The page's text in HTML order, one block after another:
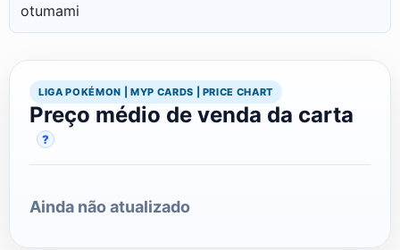
otumami
LIGA POKÉMON | MYP CARDS | PRICE CHART
Preço médio de venda da carta
?
Ainda não atualizado